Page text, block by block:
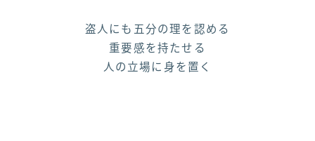
盗人にも五分の理を認める
重要感を持たせる
人の立場に身を置く